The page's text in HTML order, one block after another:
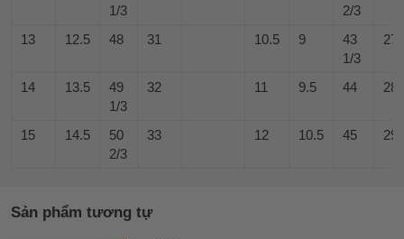
1/3
2/3
13 12.5 48 31 10.5 9
43
1/3
14 13.5
49
1/3
32 11 9.5 44 28
15 14.5
50
2/3
33 12 10.5 45 29
Sản phẩm tương tự